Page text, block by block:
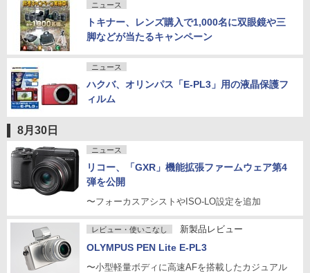
ニュース
トキナー、レンズ購入で1,000名に双眼鏡や三
脚などが当たるキャンペーン
ニュース
ハクバ、オリンパス「E-PL3」用の液晶保護フ
ィルム
8月30日
ニュース
リコー、「GXR」機能拡張ファームウェア第4
弾を公開
〜フォーカスアシストやISO-LO設定を追加
レビュー・使いこなし 新製品レビュー
OLYMPUS PEN Lite E-PL3
〜小型軽量ボディに高速AFを搭載したカジュアル